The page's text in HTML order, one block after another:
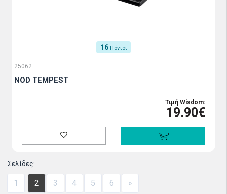
16 Πόντοι
25062
NOD TEMPEST
Τιμή Wisdom:
19.90€
Σελίδες:
1 2 3 4 5 6 »